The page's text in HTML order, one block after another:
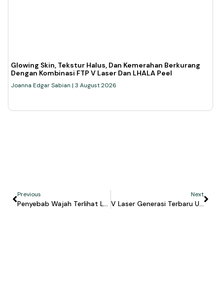
Glowing Skin, Tekstur Halus, Dan Kemerahan Berkurang
Dengan Kombinasi FTP V Laser Dan LHALA Peel
Joanna Edgar Sabian 3 August 2026
Previous
Penyebab Wajah Terlihat Lebih Tua Setelah Diet
Next
V Laser Generasi Terbaru Untuk Telangiektasia Dan Kemerahan Di FTP Alam Sutera